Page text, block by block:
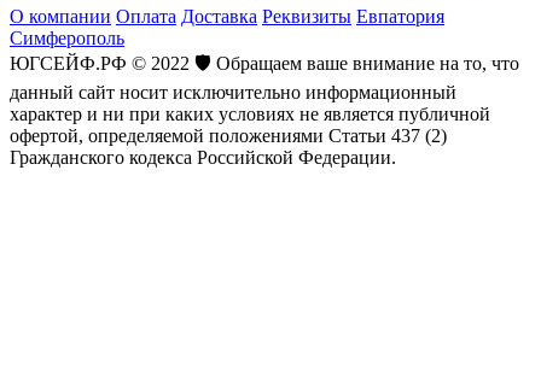
О компании Оплата Доставка Реквизиты Евпатория
Симферополь
ЮГСЕЙФ.РФ © 2022 🛡️ Обращаем ваше внимание на то, что
данный сайт носит исключительно информационный
характер и ни при каких условиях не является публичной
офертой, определяемой положениями Статьи 437 (2)
Гражданского кодекса Российской Федерации.